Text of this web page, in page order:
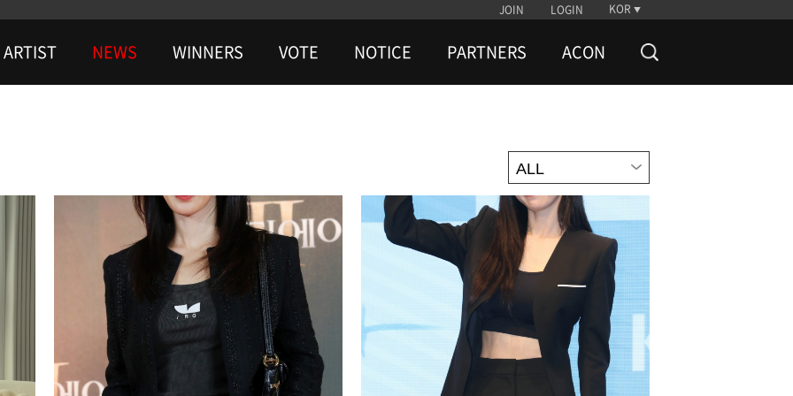
JOIN LOGIN KOR
ARTIST NEWS WINNERS VOTE NOTICE PARTNERS ACON
ALL